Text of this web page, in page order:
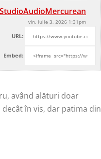
StudioAudioMercurean
vin, iulie 3, 2026 1:31pm
URL:
Embed:
având alături doar
în vis, dar patima din